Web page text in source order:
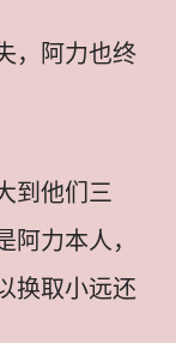
，阿力也终
到他们三
阿力本人，
换取小远还